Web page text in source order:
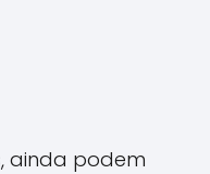
ainda podem